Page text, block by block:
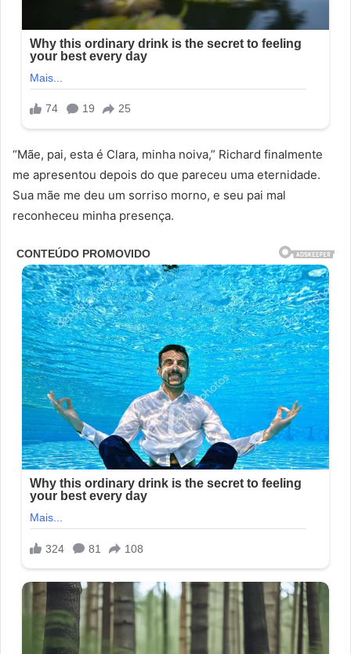
“Mãe, pai, esta é Clara, minha noiva,” Richard finalmente
me apresentou depois do que pareceu uma eternidade.
Sua mãe me deu um sorriso morno, e seu pai mal
reconheceu minha presença.